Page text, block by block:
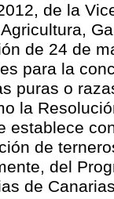
de la
de 24 de
para la
puras o
la
establece
de
del
de